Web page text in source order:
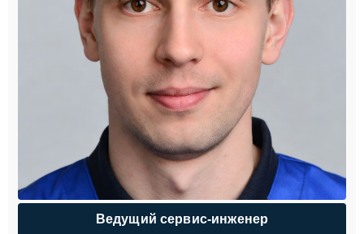
Ведущий сервис-инженер